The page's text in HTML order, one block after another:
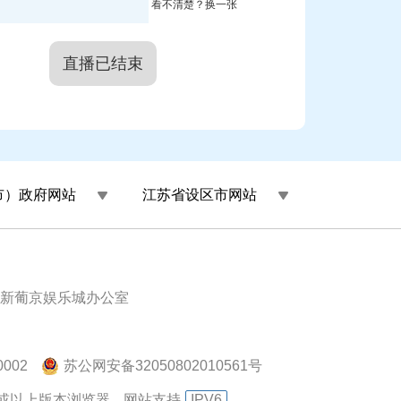
看不清楚？换一张
直播已结束
）政府网站 江苏省设区市网站
葡京娱乐城办公室
苏公网安备32050802010561号